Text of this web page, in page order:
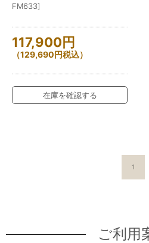
FM633]
117,900円
（129,690円税込）
在庫を確認する
1
ご利用